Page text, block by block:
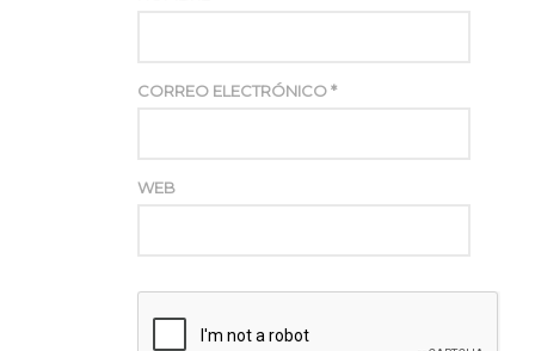
CORREO ELECTRÓNICO*
WEB